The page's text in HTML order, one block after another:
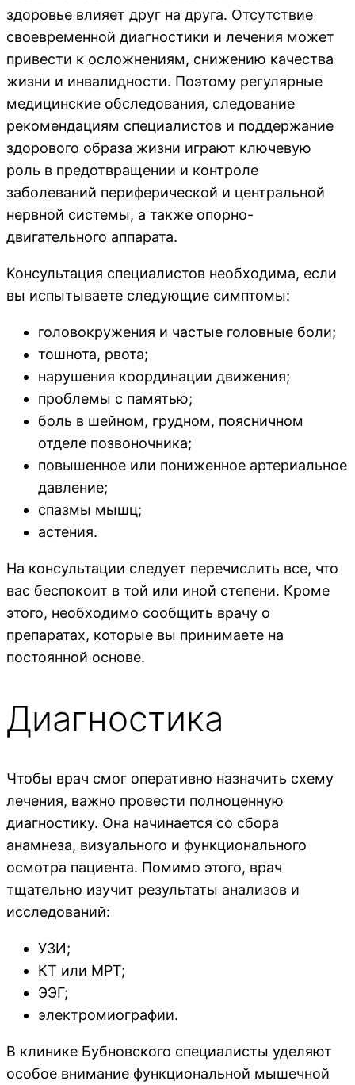
здоровье влияет друг на друга. Отсутствие
своевременной диагностики и лечения может
привести к осложнениям, снижению качества
жизни и инвалидности. Поэтому регулярные
медицинские обследования, следование
рекомендациям специалистов и поддержание
здорового образа жизни играют ключевую
роль в предотвращении и контроле
заболеваний периферической и центральной
нервной системы, а также опорно-
двигательного аппарата.
Консультация специалистов необходима, если
вы испытываете следующие симптомы:
головокружения и частые головные боли;
тошнота, рвота;
нарушения координации движения;
проблемы с памятью;
боль в шейном, грудном, поясничном
отделе позвоночника;
повышенное или пониженное артериальное
давление;
спазмы мышц;
астения.
На консультации следует перечислить все, что
вас беспокоит в той или иной степени. Кроме
этого, необходимо сообщить врачу о
препаратах, которые вы принимаете на
постоянной основе.
Диагностика
Чтобы врач смог оперативно назначить схему
лечения, важно провести полноценную
диагностику. Она начинается со сбора
анамнеза, визуального и функционального
осмотра пациента. Помимо этого, врач
тщательно изучит результаты анализов и
исследований:
УЗИ;
КТ или МРТ;
ЭЭГ;
электромиографии.
В клинике Бубновского специалисты уделяют
особое внимание функциональной мышечной